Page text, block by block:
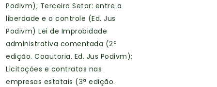
Podivm); Terceiro Setor: entre a
liberdade e o controle (Ed. Jus
Podivm) Lei de Improbidade
administrativa comentada (2ª
edição. Coautoria. Ed. Jus Podivm);
Licitações e contratos nas
empresas estatais (3ª edição.